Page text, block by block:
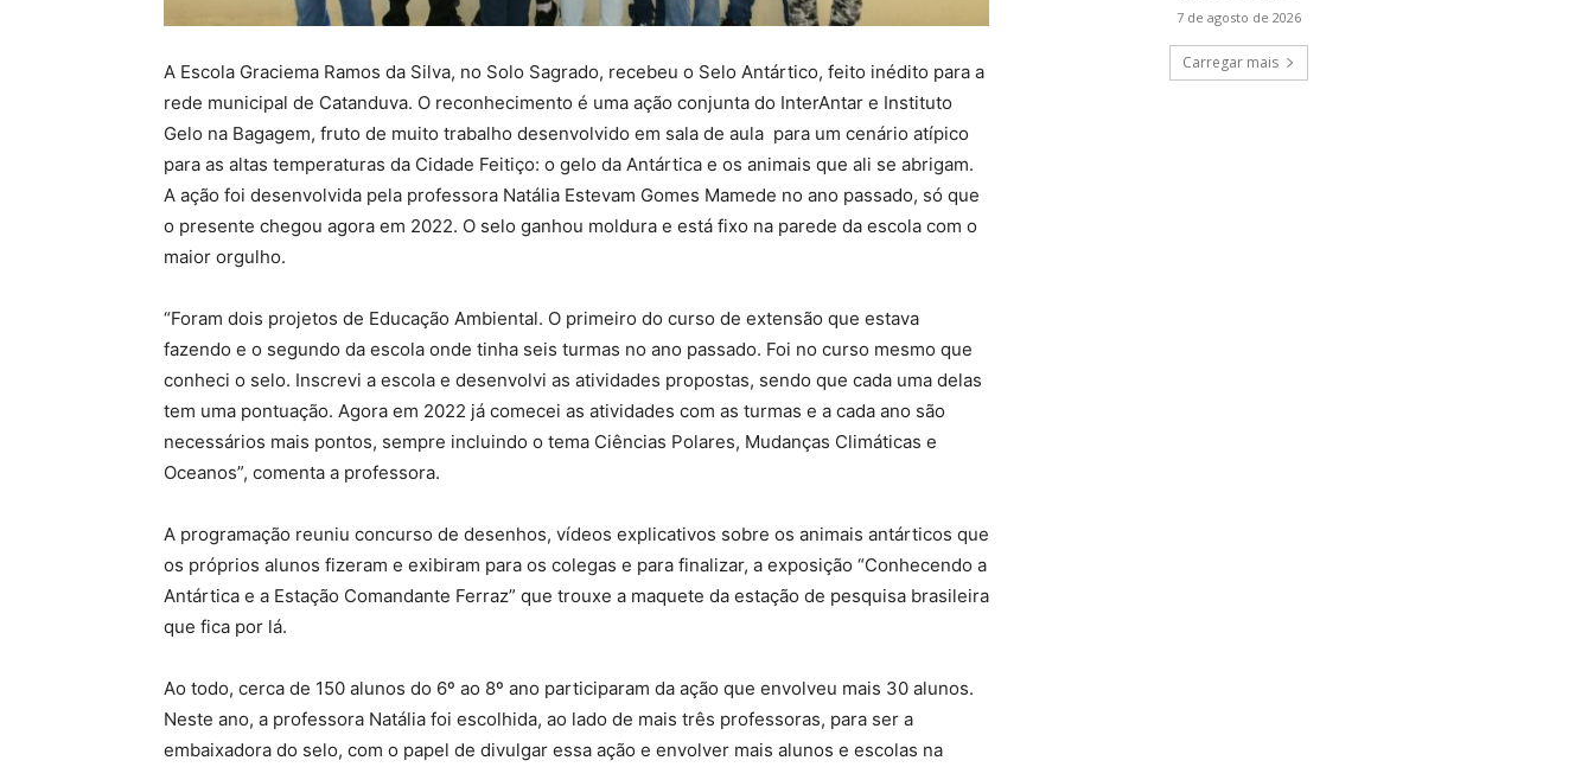
A Escola Graciema Ramos da Silva, no Solo Sagrado, recebeu o Selo Antártico, feito inédito para a
rede municipal de Catanduva. O reconhecimento é uma ação conjunta do InterAntar e Instituto
Gelo na Bagagem, fruto de muito trabalho desenvolvido em sala de aula para um cenário atípico
para as altas temperaturas da Cidade Feitiço: o gelo da Antártica e os animais que ali se abrigam.
A ação foi desenvolvida pela professora Natália Estevam Gomes Mamede no ano passado, só que
o presente chegou agora em 2022. O selo ganhou moldura e está fixo na parede da escola com o
maior orgulho.
“Foram dois projetos de Educação Ambiental. O primeiro do curso de extensão que estava
fazendo e o segundo da escola onde tinha seis turmas no ano passado. Foi no curso mesmo que
conheci o selo. Inscrevi a escola e desenvolvi as atividades propostas, sendo que cada uma delas
tem uma pontuação. Agora em 2022 já comecei as atividades com as turmas e a cada ano são
necessários mais pontos, sempre incluindo o tema Ciências Polares, Mudanças Climáticas e
Oceanos”, comenta a professora.
A programação reuniu concurso de desenhos, vídeos explicativos sobre os animais antárticos que
os próprios alunos fizeram e exibiram para os colegas e para finalizar, a exposição “Conhecendo a
Antártica e a Estação Comandante Ferraz” que trouxe a maquete da estação de pesquisa brasileira
que fica por lá.
Ao todo, cerca de 150 alunos do 6º ao 8º ano participaram da ação que envolveu mais 30 alunos.
Neste ano, a professora Natália foi escolhida, ao lado de mais três professoras, para ser a
embaixadora do selo, com o papel de divulgar essa ação e envolver mais alunos e escolas na
7 de agosto de 2026
Carregar mais